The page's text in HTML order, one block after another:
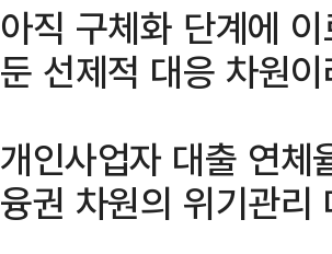
아직 구체화 단계에
둔 선제적 대응 차원
개인사업자 대출 연체
융권 차원의 위기관리